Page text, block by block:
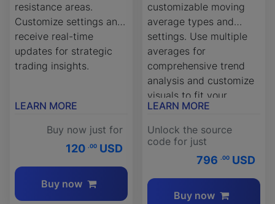
resistance areas.
Customize settings and
receive real-time
updates for strategic
trading insights.
LEARN MORE
Buy now just for
120 .00 USD
Buy now
customizable moving
average types and
settings. Use multiple
averages for
comprehensive trend
analysis and customize
visuals to fit your
strategy.
LEARN MORE
Unlock the source
code for just
796 .00 USD
Buy now